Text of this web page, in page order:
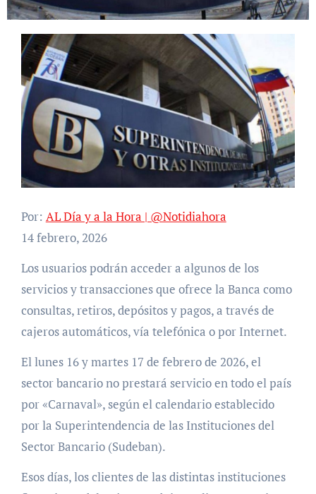
Por: AL Día y a la Hora | @Notidiahora
14 febrero, 2026
Los usuarios podrán acceder a algunos de los
servicios y transacciones que ofrece la Banca como
consultas, retiros, depósitos y pagos, a través de
cajeros automáticos, vía telefónica o por Internet.
El lunes 16 y martes 17 de febrero de 2026, el
sector bancario no prestará servicio en todo el país
por «Carnaval», según el calendario establecido
por la Superintendencia de las Instituciones del
Sector Bancario (Sudeban).
Esos días, los clientes de las distintas instituciones